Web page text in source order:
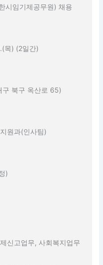
시임기제공무원) 채용
목) (2일간)
구 북구 옥산로 65)
원과(인사팀)
)
신고업무, 사회복지업무